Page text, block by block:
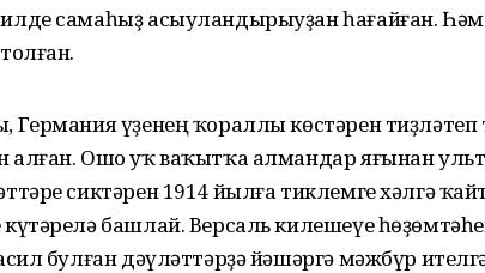
самаһыҙ асыуландырыуҙан һағайған. Һәм
Германия үҙенең ҡораллы көстәрен тиҙләтеп
алған. Ошо уҡ ваҡытҡа алмандар яғынан
сиктәрен 1914 йылға тиклемге хәлгә
күтәрелә башлай. Версаль килешеүе
булған дәүләттәрҙә йәшәргә мәжбүр